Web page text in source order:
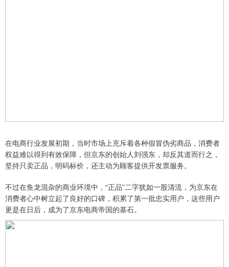
在电商行业发展初期，当时市场上充斥着各种假冒伪劣商品，消费者
权益难以得到有效保障，但京东的创始人刘强东，却反其道而行之，
坚持只卖正品，明码标价，还主动为顾客提供开发票服务。
不过在鱼龙混杂的商业环境中，“正品”二字犹如一股清流，为京东在
消费者心中树立起了良好的口碑，积累了第一批忠实用户，这些用户
更是在日后，成为了京东电商帝国的基石。